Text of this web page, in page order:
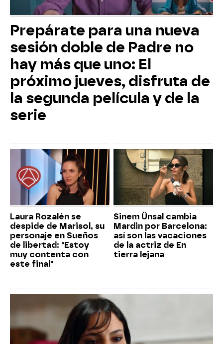
Prepárate para una nueva
sesión doble de Padre no
hay más que uno: El
próximo jueves, disfruta de
la segunda película y de la
serie
Laura Rozalén se
despide de Marisol, su
personaje en Sueños
de libertad: "Estoy
muy contenta con
este final"
Sinem Ünsal cambia
Mardin por Barcelona:
así son las vacaciones
de la actriz de En
tierra lejana